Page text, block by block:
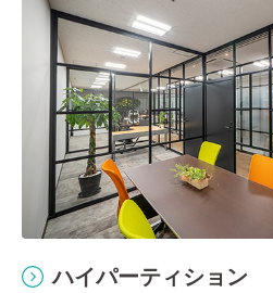
ハイパーティション